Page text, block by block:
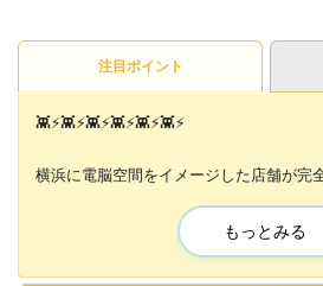
注目ポイント
👾⚡👾⚡👾⚡👾⚡👾⚡👾⚡
横浜に電脳空間をイメージした店舗が完
👾⚡👾⚡👾⚡👾⚡👾⚡👾⚡
第1期生さんを募集中✨
もっとみる